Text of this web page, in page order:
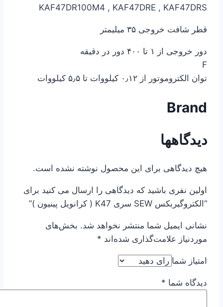
KAF47DR100M4 , KAF47DRE , KAF47DRS
قطر شافت خروجی ۳۵ میلیمتر
دور خروجی از ۱ تا ۴۰۰ دور در دقیقه
F
توان الکتروموتور از ۰٫۱۲ کیلووات تا ۵٫۵ کیلووات
Brand
دیدگاهها
هیچ دیدگاهی برای این محصول نوشته نشده است.
اولین نفری باشید که دیدگاهی را ارسال می کنید برای
“الکتروگیربکس SEW سری K47 ( کرانویل پینیون )”
نشانی ایمیل شما منتشر نخواهد شد. بخش‌های
موردنیاز علامت‌گذاری شده‌اند *
امتیاز شما
دیدگاه شما *